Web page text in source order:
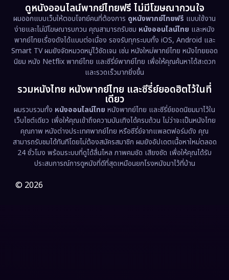
Emotional (61)
Epic มหากาพย์ (227)
Erotic (36)
Family ครอบครัว (375)
Fantasy จินตนาการ (338)
Fiction (9)
Film (57)
Gothic
ดูหนังออนไลน์พากย์ไทยฟรี ไม่มีโฆษณากวนใจ
ผมออกแบบเว็บให้ตอบโจทย์คนที่ต้องการ ดูหนังพากย์ไทยฟรี แบบใช้งาน
ง่ายและไม่มีโฆษณารบกวน คุณสามารถรับชม หนังออนไลน์ไทย และหนัง
พากย์ไทยเรื่องดังได้แบบต่อเนื่อง รองรับทุกระบบทั้ง iOS, Android และ
Smart TV ผมยังจัดหมวดหมู่ไว้ชัดเจน เช่น หนังใหม่พากย์ไทย หนังไทยยอด
นิยม หนัง Netflix พากย์ไทย และซีรี่ย์พากย์ไทย เพื่อให้คุณค้นหาได้สะดวก
และรวดเร็วมากยิ่งขึ้น
รวมหนังไทย หนังพากย์ไทย และซีรี่ย์ยอดฮิตไว้ในที่
เดียว
ผมรวบรวมทั้ง หนังออนไลน์ไทย หนังพากย์ไทย และซีรี่ย์ยอดนิยมมาไว้ใน
เว็บไซต์เดียว เพื่อให้คุณเข้าถึงความบันเทิงได้ครบถ้วน ไม่ว่าจะเป็นหนังไทย
คุณภาพ หนังต่างประเทศพากย์ไทย หรือซีรี่ย์จากแพลตฟอร์มดัง คุณ
สามารถรับชมได้ทันทีโดยไม่ต้องสมัครสมาชิก ผมยังอัปเดตเนื้อหาใหม่ตลอด
24 ชั่วโมง พร้อมระบบที่ดูได้ลื่นไหล ภาพคมชัด เสียงชัด เพื่อให้คุณได้รับ
ประสบการณ์การดูหนังที่ดีที่สุดเหมือนยกโรงหนังมาไว้ที่บ้าน
© 2026